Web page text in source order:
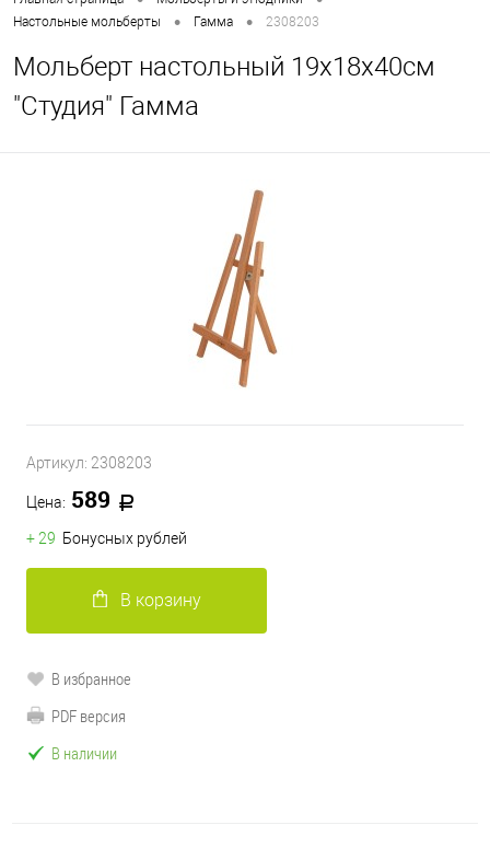
Настольные мольберты • Гамма • 2308203
Мольберт настольный 19х18х40см
"Студия" Гамма
Артикул: 2308203
Цена: 589
+ 29 Бонусных рублей
В корзину
В избранное
PDF версия
В наличии